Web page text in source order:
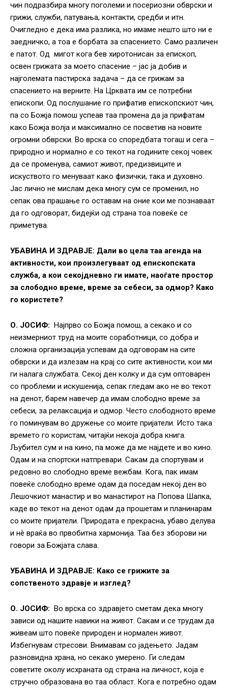
чин подразбира многу поголеми и посериозни обврски и
грижи, служби, патувања, контакти, средби и итн.
Очигледно е дека има разлика, но имаме нешто што ни е
заедничко, а тоа е борбата за спасението. Само различен
е патот. Од мигот кога бев хиротонисан за епископ,
освен грижата за моето спасение – јас ја добив и
најголемата пастирска задача – да се грижам за
спасението на верните. На Црквата им се потребни
епископи. Од послушание го прифатив епископскиот чин,
па со Божја помош успеав таа промена да ја прифатам
како Божја волја и максимално се посветив на новите
огромни обврски. Во врска со споредбата тогаш и сега –
природно и нормално е со текот на годините секој човек
да се променува, самиот живот, предизвиците и
искуството го менуваат како физички, така и духовно.
Јас лично не мислам дека многу сум се променил, но
сепак ова прашање го оставам на оние кои ме познаваат
да го одговорат, бидејќи од страна тоа повеќе се
приметува.
УБАВИНА И ЗДРАВЈЕ: Дали во цела таа агенда на
активности, кои произлегуваат од епископската
служба, а кои секојдневно ги имате, наоѓате простор
за слободно време, време за себеси, за одмор? Како
го користете?
О. ЈОСИФ: Најпрво со Божја помош, а секако и со
неизмерниот труд на моите соработници, со добра и
сложна организација успевам да одговорам на сите
обврски и да излезам на крај со сите активности, кои ми
ги налага службата. Секој ден колку и да сум оптоварен
со проблеми и искушенија, сепак гледам ако не во текот
на денот, барем навечер да имам слободно време за
себеси, за релаксација и одмор. Често слободното време
го поминувам во дружење со моите пријатели. Исто така
времето го користам, читајќи некоја добра книга.
Љубител сум и на кино, па може да ме најдете и во кино.
Одам и на спортски натпревари. Сакам да спортувам и
редовно во слободно време вежбам. Кога, пак имам
повеќе слободно време одам да поседам некој ден во
Лешочкиот манастир и во манастирот на Попова Шапка,
каде во текот на денот одам да прошетам и планинарам
со моите пријатели. Природата е прекрасна, убаво делува
и нѐ враќа во првобитна хармонија. Таа без зборови ни
говори за Божјата слава.
УБАВИНА И ЗДРАВЈЕ: Како се грижите за
сопственото здравје и изглед?
О. ЈОСИФ: Во врска со здравјето сметам дека многу
зависи од нашите навики на живот. Сакам и се трудам да
живеам што повеќе природен и нормален живот.
Избегнувам стресови. Внимавам со јадењето. Јадам
разновидна храна, но секако умерено. Ги следам
советите околу исхраната од страна на личност, која е
стручно образована во таа област. Кога е потребно одам